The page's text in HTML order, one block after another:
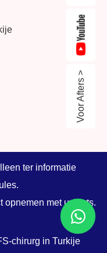
ter informatie
opnemen met uw arts.
chirurg in Turkije
Voor Afters >